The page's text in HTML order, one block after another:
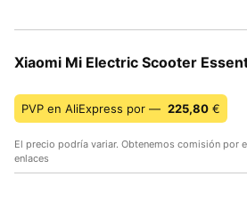
Xiaomi Mi Electric Scooter
PVP en AliExpress por — 225,80 €
El precio podría variar. Obtenemos comisión por
enlaces